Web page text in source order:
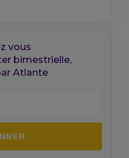
vous
bimestrielle,
Atlante